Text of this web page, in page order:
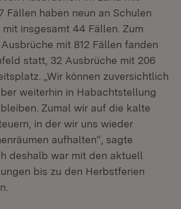
Fällen haben neun an Schulen
insgesamt 44 Fällen. Zum
mit 812 Fällen fanden
statt, 32 Ausbrüche mit 206
„Wir können zuversichtlich
weiterhin in Habachtstellung
Zumal wir auf die kalte
in der wir uns wieder
aufhalten“, sagte
deshalb war mit den aktuell
bis zu den Herbstferien